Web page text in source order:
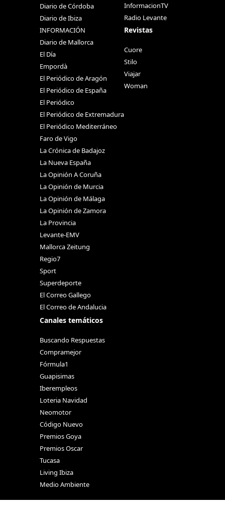
Diario de Córdoba
Diario de Ibiza
INFORMACIÓN
Diario de Mallorca
El Día
Empordà
El Periódico de Aragón
El Periódico de España
El Periódico
El Periódico de Extremadura
El Periódico Mediterráneo
Faro de Vigo
La Crónica de Badajoz
La Nueva España
La Opinión A Coruña
La Opinión de Murcia
La Opinión de Málaga
La Opinión de Zamora
La Provincia
Levante-EMV
Mallorca Zeitung
Regio7
Sport
Superdeporte
El Correo Gallego
El Correo de Andalucia
Canales temáticos
Buscando Respuestas
Compramejor
Fórmula1
Guapisimas
Iberempleos
Loteria Navidad
Neomotor
Código Nuevo
Premios Goya
Premios Oscar
Tucasa
Living Ibiza
Medio Ambiente
InformacionTV
Radio Levante
Revistas
Cuore
Stilo
Viajar
Woman